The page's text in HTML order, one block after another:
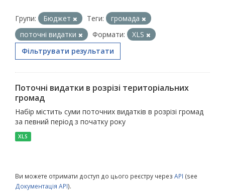
Групи: Бюджет Теги:
громада
поточні видатки
Формати:
XLS
Фільтрувати результати
Поточні видатки в розрізі територіальних
громад
Набір містить суми поточних видатків в розрізі громад
за певний період з початку року
XLS
Ви можете отримати доступ до цього реєстру через API (see
Документація API).